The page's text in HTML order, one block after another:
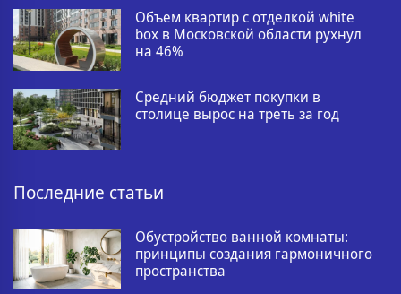
Объем квартир с отделкой white
box в Московской области рухнул
на 46%
Средний бюджет покупки в
столице вырос на треть за год
Последние статьи
Обустройство ванной комнаты:
принципы создания гармоничного
пространства